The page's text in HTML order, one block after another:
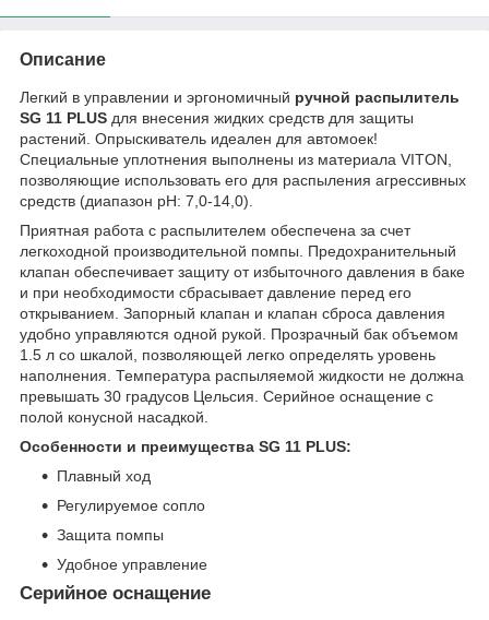
Описание
Легкий в управлении и эргономичный ручной распылитель
SG 11 PLUS для внесения жидких средств для защиты
растений. Опрыскиватель идеален для автомоек!
Специальные уплотнения выполнены из материала VITON,
позволяющие использовать его для распыления агрессивных
средств (диапазон pH: 7,0-14,0).
Приятная работа с распылителем обеспечена за счет
легкоходной производительной помпы. Предохранительный
клапан обеспечивает защиту от избыточного давления в баке
и при необходимости сбрасывает давление перед его
открыванием. Запорный клапан и клапан сброса давления
удобно управляются одной рукой. Прозрачный бак объемом
1.5 л со шкалой, позволяющей легко определять уровень
наполнения. Температура распыляемой жидкости не должна
превышать 30 градусов Цельсия. Серийное оснащение с
полой конусной насадкой.
Особенности и преимущества SG 11 PLUS:
Плавный ход
Регулируемое сопло
Защита помпы
Удобное управление
Серийное оснащение